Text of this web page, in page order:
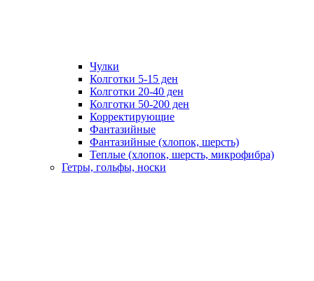
Чулки
Колготки 5-15 ден
Колготки 20-40 ден
Колготки 50-200 ден
Корректирующие
Фантазийные
Фантазийные (хлопок, шерсть)
Теплые (хлопок, шерсть, микрофибра)
Гетры, гольфы, носки